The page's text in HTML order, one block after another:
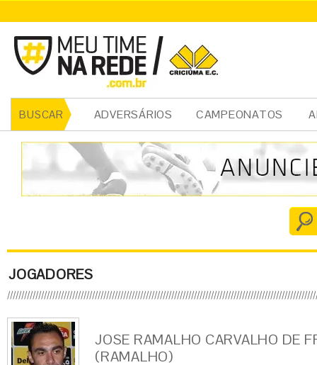
BUSCAR ADVERSÁRIOS CAMPEONATOS
JOGADORES
JOSE RAMALHO CARVALHO DE
(RAMALHO)